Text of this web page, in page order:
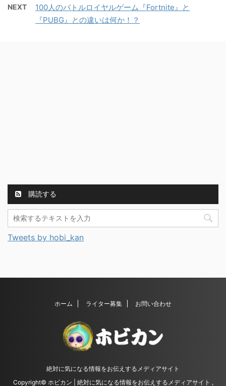
NEXT
100人のバトルロイヤルゲーム『Fortnite』と
『PUBG』との違いは何か！？
購読する
Tweets by hobi_kan
ホーム ライター募集 お問い合わせ
絶対に気になる情報をお伝えするメディアサイト
Copyright© ホビカン | 絶対に気になる情報をお伝えするメディアサイト ,